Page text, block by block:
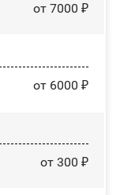
от 7000 ₽
от 6000 ₽
от 300 ₽